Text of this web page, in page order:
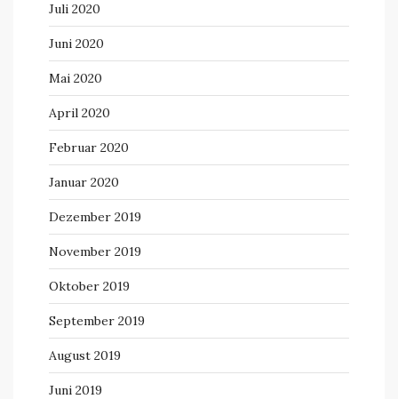
Juli 2020
Juni 2020
Mai 2020
April 2020
Februar 2020
Januar 2020
Dezember 2019
November 2019
Oktober 2019
September 2019
August 2019
Juni 2019